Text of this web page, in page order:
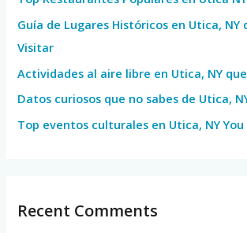
f
o
r
:
Guía de Lugares Históricos en Utica, NY
Visitar
Actividades al aire libre en Utica, NY
Datos curiosos que no sabes de Utica,
Top eventos culturales en Utica, NY You
Recent Comments